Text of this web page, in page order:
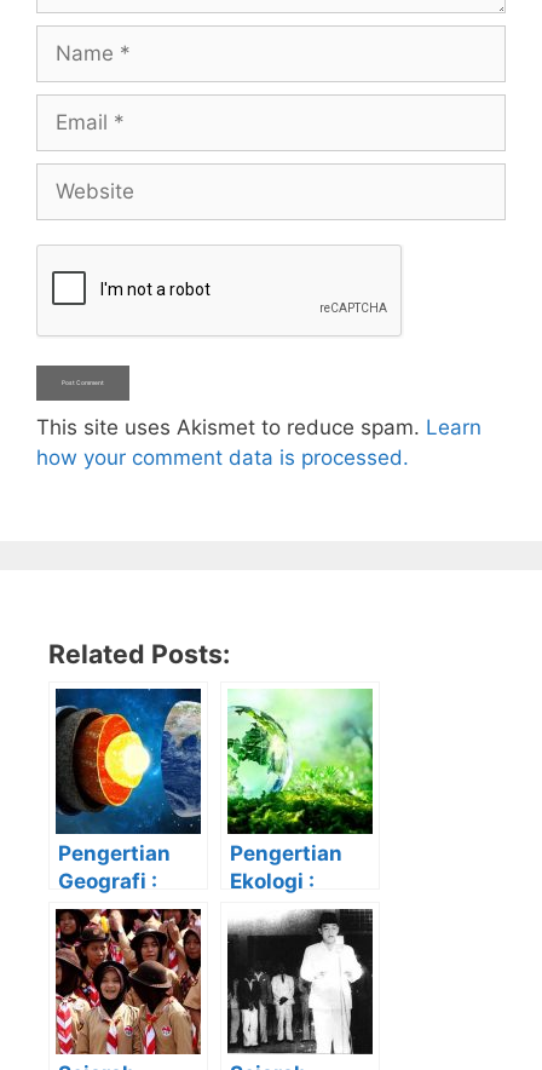
Name
Email
Website
This site uses Akismet to reduce spam. Learn
how your comment data is processed.
Related Posts:
Pengertian
Geografi :
Ruang
Lingkup,
Objek serta
Cabangnya
Pengertian
Ekologi :
Ruang
Lingkup,
Aspek,
Manfaat,
Jenis-Jenis